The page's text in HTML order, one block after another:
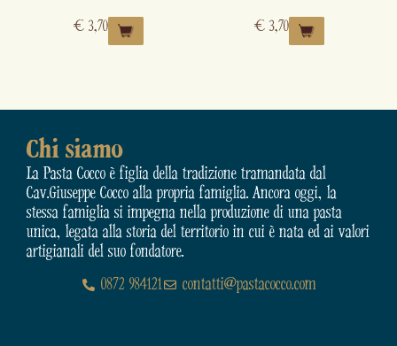
€3,70 €3,70
Chi siamo
La Pasta Cocco è figlia della tradizione tramandata dal
Cav.Giuseppe Cocco alla propria famiglia. Ancora oggi, la
stessa famiglia si impegna nella produzione di una pasta
unica, legata alla storia del territorio in cui è nata ed ai valori
artigianali del suo fondatore.
0872 984121
contatti@pastacocco.com